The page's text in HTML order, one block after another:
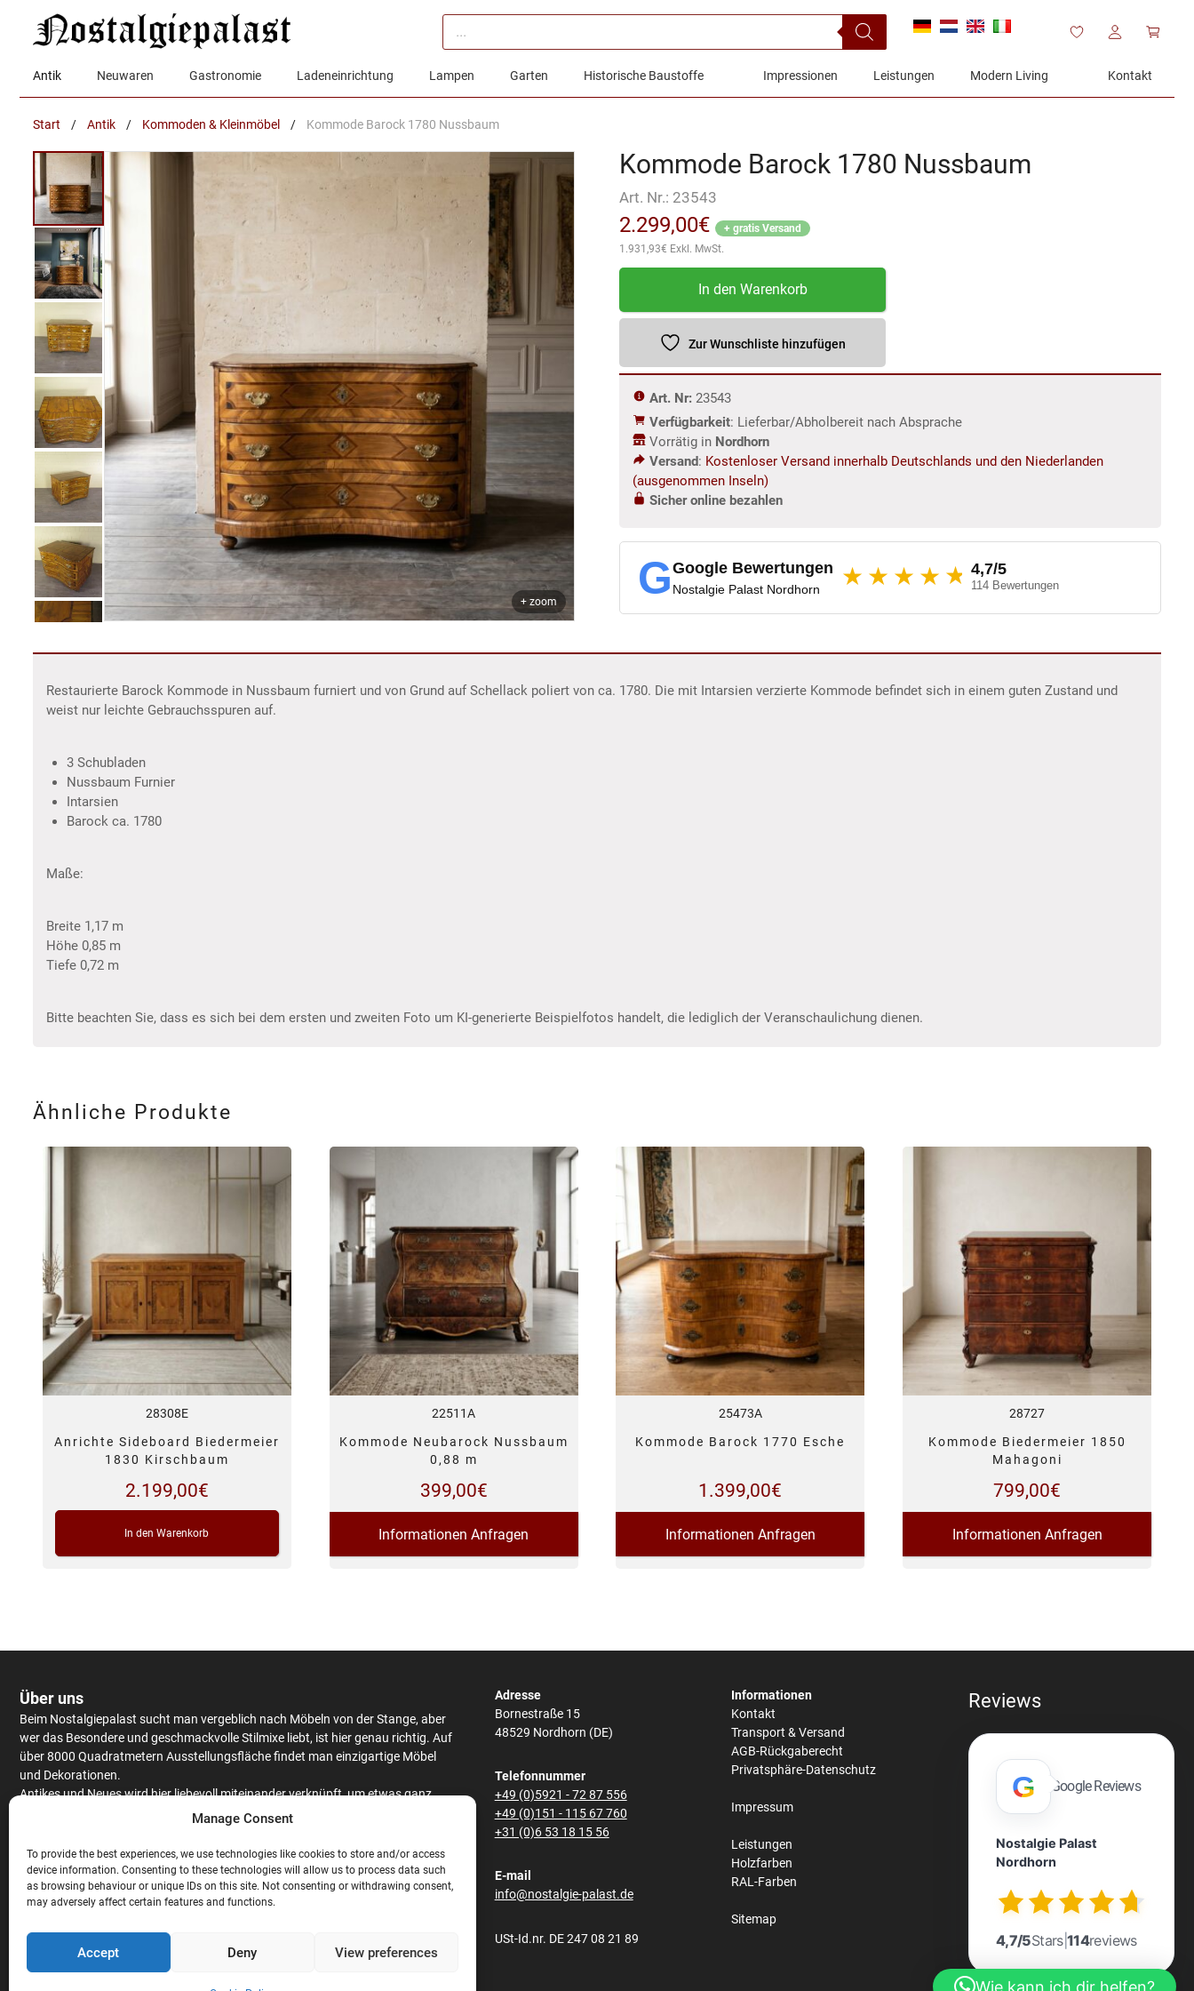
Manage Consent
To provide the best experiences, we use technologies like cookies to store and/or access
device information. Consenting to these technologies will allow us to process data such
as browsing behaviour or unique IDs on this site. Not consenting or withdrawing consent,
may adversely affect certain features and functions.
Accept Deny View preferences
Products
search
Antik Neuwaren Gastronomie Ladeneinrichtung Lampen Garten Historische Baustoffe Impressionen Leistungen Modern Living Kontakt
Start / Antik / Kommoden & Kleinmöbel / Kommode Barock 1780 Nussbaum
+ zoom
Kommode Barock 1780 Nussbaum
Art. Nr.: 23543
2.299,00€
+ gratis Versand
1.931,93€ Exkl. MwSt.
Kommode
1780
Nussbaum
Menge
In den Warenkorb
Zur Wunschliste hinzufügen
Art. Nr:23543
Verfügbarkeit: Lieferbar/Abholbereit nach Absprache
Vorrätig in Nordhorn
Versand: Kostenloser Versand innerhalb Deutschlands und den Niederlanden
(ausgenommen Inseln)
Sicher online bezahlen
GGoogle Bewertungen
Nostalgie Palast Nordhorn ★★★★ ★ 4,7/5
114 Bewertungen
Restaurierte Barock Kommode in Nussbaum furniert und von Grund auf Schellack poliert von ca. 1780. Die mit Intarsien verzierte Kommode befindet sich in einem guten Zustand und
weist nur leichte Gebrauchsspuren auf.
3 Schubladen
Nussbaum Furnier
Intarsien
Barock ca. 1780
Maße:
Breite 1,17 m
Höhe 0,85 m
Tiefe 0,72 m
Bitte beachten Sie, dass es sich bei dem ersten und zweiten Foto um KI-generierte Beispielfotos handelt, die lediglich der Veranschaulichung dienen.
Ähnliche Produkte
28308E
Anrichte Sideboard Biedermeier
1830 Kirschbaum
2.199,00€
In den Warenkorb
22511A
Kommode Neubarock Nussbaum
0,88 m
399,00€
Informationen Anfragen
25473A
Kommode Barock 1770 Esche
1.399,00€
Informationen Anfragen
28727
Kommode Biedermeier 1850
Mahagoni
799,00€
Informationen Anfragen
Über uns
Beim Nostalgiepalast sucht man vergeblich nach Möbeln von der Stange, aber
wer das Besondere und geschmackvolle Stilmixe liebt, ist hier genau richtig. Auf
über 8000 Quadratmetern Ausstellungsfläche findet man einzigartige Möbel
und Dekorationen.
Antikesund Neues wird hier liebevoll miteinander verknüpft, um etwas ganz
SchränkeundTische werden aus massiv Eiche,
antiken Stücken.
Neben Couchgarnituren,Stühlen,Raritätenund ausgefallenen
Gartendekorationen wird auch noch eine gigantische Auswahl anBars und
Thekenangeboten. HochwertigeStehtischeund
, sondern auch für den privaten Gebrauch, perfekt geeignet.
Abgerundet wird das Sortiment mit exklusiven
Ladeneinrichtungendie aus
Adresse
Bornestraße 15
48529 Nordhorn (DE)
Telefonnummer
+49 (0)5921 - 72 87 556
+49 (0)151 - 115 67 760
+31 (0)6 53 18 15 56
E-mail
info@nostalgie-palast.de
USt-Id.nr. DE 247 08 21 89
Informationen
Kontakt
Transport & Versand
AGB-Rückgaberecht
Privatsphäre-Datenschutz
Impressum
Leistungen
Holzfarben
RAL-Farben
Sitemap
Reviews
G Google Reviews
Nostalgie Palast
Nordhorn
4,7/5Stars|114reviews
Wie kann ich dir helfen?